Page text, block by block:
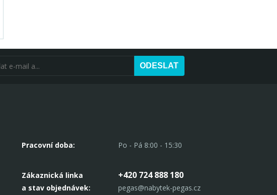
ODESLAT
Pracovní doba: Po - Pá 8:00 - 15:30
Zákaznická linka
a stav objednávek:
+420 724 888 180
pegas@nabytek-pegas.cz